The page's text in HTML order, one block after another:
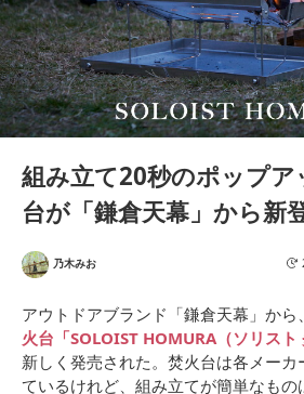
組み立て20秒のポップア
台が「鎌倉天幕」から新
乃木みお
アウトドアブランド「鎌倉天幕」から、
火台「SOLOIST HOMURA（ソリスト
新しく発売された。焚火台は各メー
ているけれど、組み立てが簡単なも